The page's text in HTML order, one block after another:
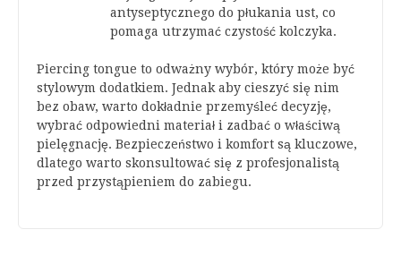
antyseptycznego do płukania ust, co
pomaga utrzymać czystość kolczyka.
Piercing tongue to odważny wybór, który może być
stylowym dodatkiem. Jednak aby cieszyć się nim
bez obaw, warto dokładnie przemyśleć decyzję,
wybrać odpowiedni materiał i zadbać o właściwą
pielęgnację. Bezpieczeństwo i komfort są kluczowe,
dlatego warto skonsultować się z profesjonalistą
przed przystąpieniem do zabiegu.